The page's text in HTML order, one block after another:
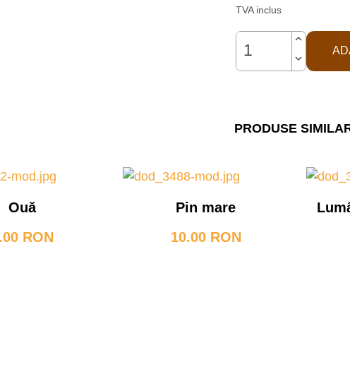
TVA inclus
keyboard_arrow_up
keyboard_arrow_down
PRODUSE
Ouă
RON
Pin mare
10.00 RON